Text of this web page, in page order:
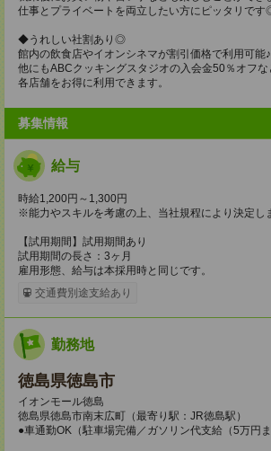
仕事とプライベートを両立したい方にピッタリで
◆うれしい社割あり◎
館内の飲食店やイオンシネマが割引価格で利用可能♪
他にもABCクッキングスタジオの入会金50％オフ
各店舗をお得に利用できます。
募集情報
給与
時給1,200円～1,300円
※能力やスキルを考慮の上、当社規程により決定し
【試用期間】試用期間あり
試用期間の長さ：3ヶ月
雇用形態、給与は本採用時と同じです。
交通費別途支給あり
勤務地
徳島県徳島市
イオンモール徳島
徳島県徳島市南末広町（最寄り駅：JR徳島駅）
●車通勤OK（駐車場完備／ガソリン代支給（5万円ま